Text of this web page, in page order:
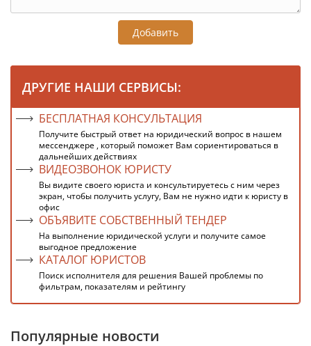
Добавить
ДРУГИЕ НАШИ СЕРВИСЫ:
БЕСПЛАТНАЯ КОНСУЛЬТАЦИЯ
Получите быстрый ответ на юридический вопрос в нашем
мессенджере , который поможет Вам сориентироваться в
дальнейших действиях
ВИДЕОЗВОНОК ЮРИСТУ
Вы видите своего юриста и консультируетесь с ним через
экран, чтобы получить услугу, Вам не нужно идти к юристу в
офис
ОБЪЯВИТЕ СОБСТВЕННЫЙ ТЕНДЕР
На выполнение юридической услуги и получите самое
выгодное предложение
КАТАЛОГ ЮРИСТОВ
Поиск исполнителя для решения Вашей проблемы по
фильтрам, показателям и рейтингу
Популярные новости